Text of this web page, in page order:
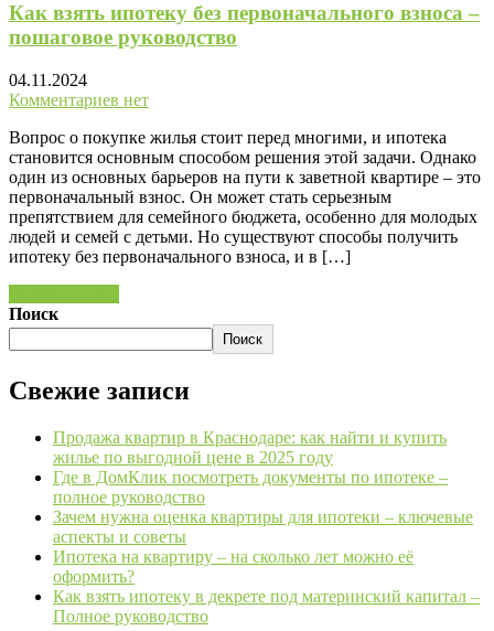
Как взять ипотеку без первоначального взноса –
пошаговое руководство
04.11.2024
Комментариев нет
Вопрос о покупке жилья стоит перед многими, и ипотека
становится основным способом решения этой задачи. Однако
один из основных барьеров на пути к заветной квартире – это
первоначальный взнос. Он может стать серьезным
препятствием для семейного бюджета, особенно для молодых
людей и семей с детьми. Но существуют способы получить
ипотеку без первоначального взноса, и в […]
Поиск
Поиск
Свежие записи
Продажа квартир в Краснодаре: как найти и купить
жилье по выгодной цене в 2025 году
Где в ДомКлик посмотреть документы по ипотеке –
полное руководство
Зачем нужна оценка квартиры для ипотеки – ключевые
аспекты и советы
Ипотека на квартиру – на сколько лет можно её
оформить?
Как взять ипотеку в декрете под материнский капитал –
Полное руководство